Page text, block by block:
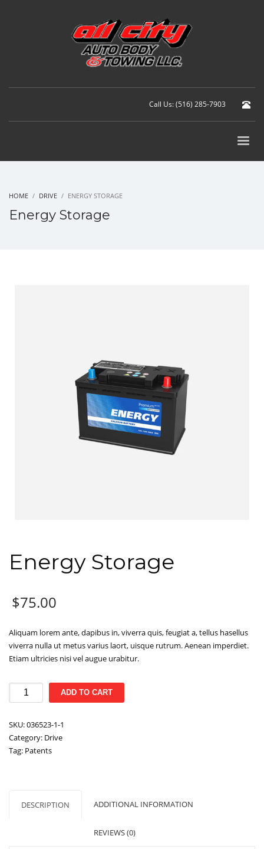
Call Us: (516) 285-7903
HOME DRIVE ENERGY STORAGE
Energy Storage
Energy Storage
$75.00
Aliquam lorem ante, dapibus in, viverra quis, feugiat a, tellus hasellus
viverra nulla ut metus varius laort, uisque rutrum. Aenean imperdiet.
Etiam ultricies nisi vel augue urabitur.
Energy
Storage
ADD TO CART
SKU:036523-1-1
Category: Drive
Tag: Patents
DESCRIPTION ADDITIONAL INFORMATION
REVIEWS (0)